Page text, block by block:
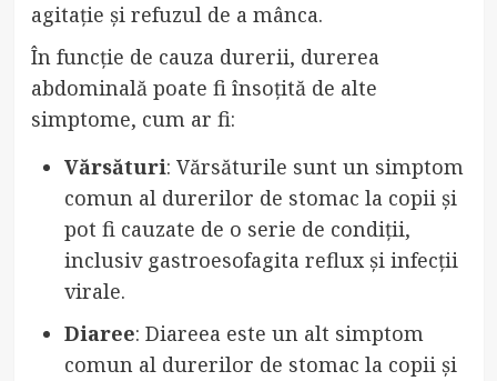
agitație și refuzul de a mânca.
În funcție de cauza durerii, durerea
abdominală poate fi însoțită de alte
simptome, cum ar fi:
Vărsături: Vărsăturile sunt un simptom
comun al durerilor de stomac la copii și
pot fi cauzate de o serie de condiții,
inclusiv gastroesofagita reflux și infecții
virale.
Diaree: Diareea este un alt simptom
comun al durerilor de stomac la copii și